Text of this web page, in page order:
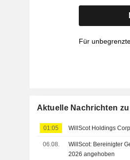
Für
Aktuelle Nachrichten
01:05 WillScot Holdings
06.08.
WillScot: Bereinigter
2026 angehoben